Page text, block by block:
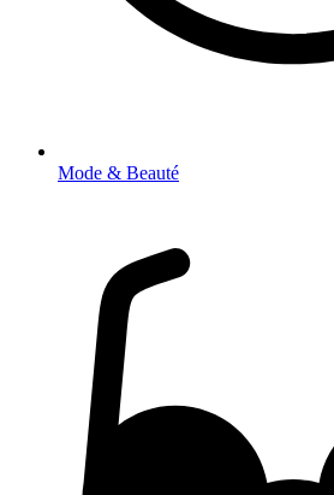
Mode & Beauté